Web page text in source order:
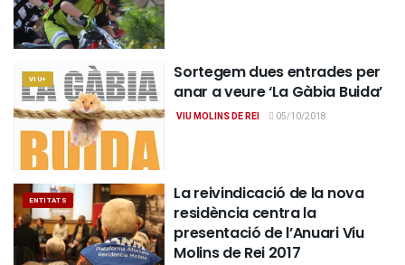
VIU+
Sortegem dues entrades per
anar a veure ‘La Gàbia Buida’
VIU MOLINS DE REI 05/10/2018
ENTITATS
La reivindicació de la nova
residència centra la
presentació de l’Anuari Viu
Molins de Rei 2017